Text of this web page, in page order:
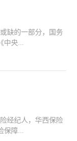
。
缺的一部分，国务
央...
；能够为企业提供
到灾后防损、索赔
化由保险公司提供
经纪人，华西保险
障...